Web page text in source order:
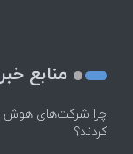
منابع
چرا شرکت‌های هوش
کردند؟